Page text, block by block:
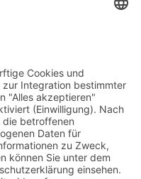
Impressum|Datenschutz